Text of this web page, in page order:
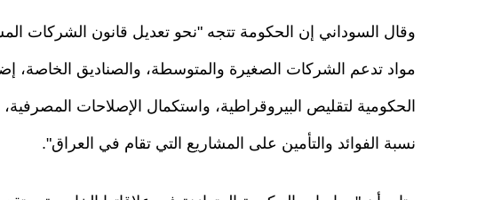
وقال السوداني إن الحكومة تتجه "نحو تعديل قانون الشركات
مواد تدعم الشركات الصغيرة والمتوسطة، والصناديق الخاصة،
الحكومية لتقليص البيروقراطية، واستكمال الإصلاحات المصرفية،
نسبة الفوائد والتأمين على المشاريع التي تقام في العراق".